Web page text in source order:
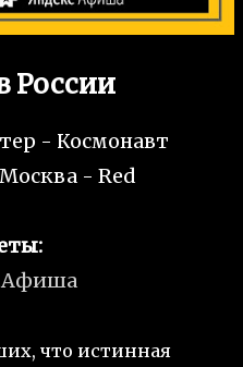
России
- Космонавт
- Red
что истинная